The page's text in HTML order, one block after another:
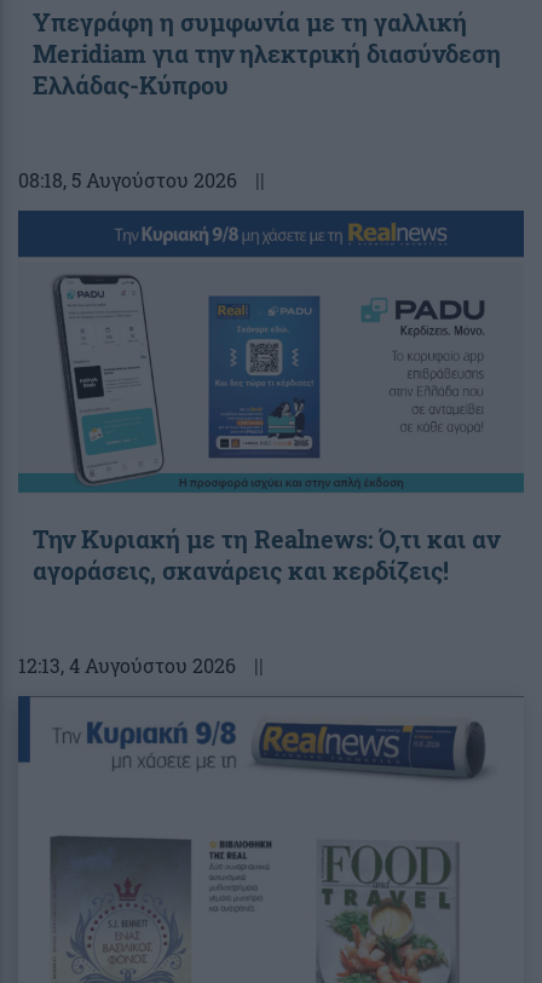
Υπεγράφη η συμφωνία με τη γαλλική
Meridiam για την ηλεκτρική διασύνδεση
Ελλάδας-Κύπρου
08:18, 5 Αυγούστου 2026 ||
Την Κυριακή με τη Realnews: Ό,τι και αν
αγοράσεις, σκανάρεις και κερδίζεις!
12:13, 4 Αυγούστου 2026 ||